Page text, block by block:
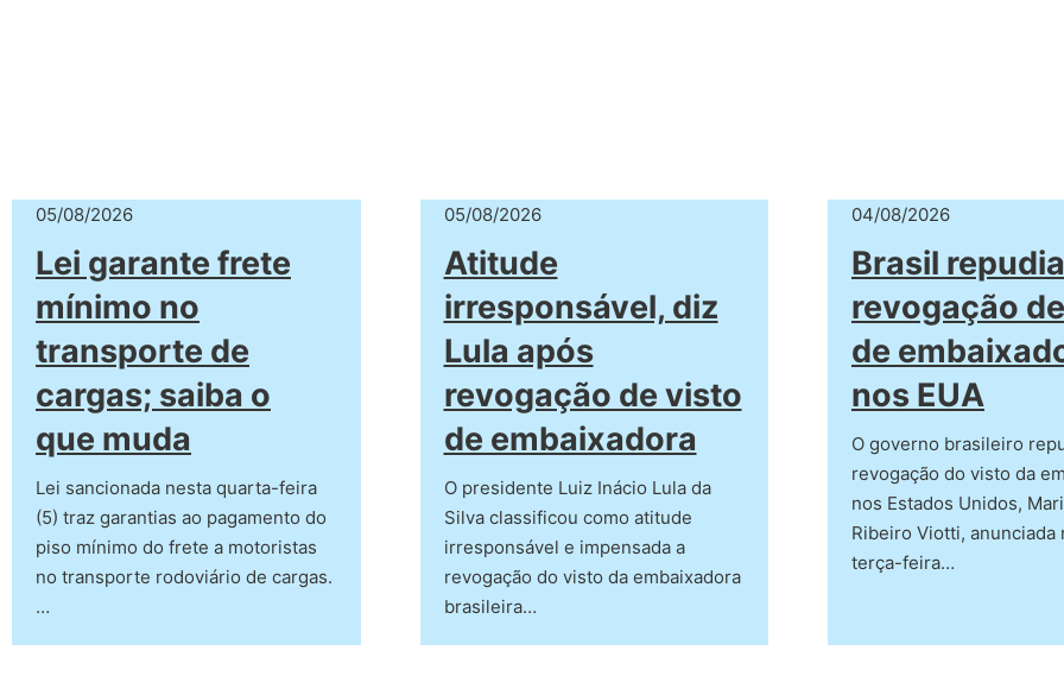
05/08/2026
Lei garante frete
mínimo no
transporte de
cargas; saiba o
que muda
Lei sancionada nesta quarta-feira
(5) traz garantias ao pagamento do
piso mínimo do frete a motoristas
no transporte rodoviário de cargas.
…
05/08/2026
Atitude
irresponsável, diz
Lula após
revogação de visto
de embaixadora
O presidente Luiz Inácio Lula da
Silva classificou como atitude
irresponsável e impensada a
revogação do visto da embaixadora
brasileira…
04/08/2026
Brasil repudia
revogação
de
nos EUA
O governo brasileiro
revogação do visto da
nos Estados Unidos,
Ribeiro Viotti, anunciada
terça-feira…